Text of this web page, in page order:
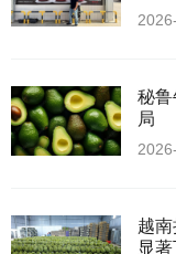
秘鲁牛
局
越南
显